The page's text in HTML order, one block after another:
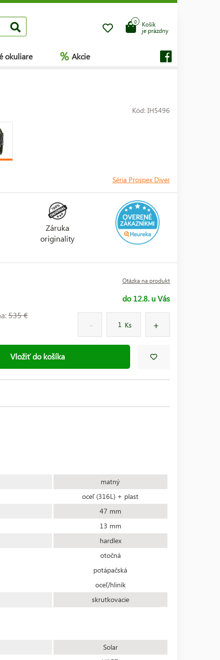
Košík
je prázdny
0
okuliare % Akcie
Kód: IH5496
Séria Prospex Diver
Záruka
originality
Otázka na produkt
do 12.8. u Vás
535 €
Ks
Vložiť do košíka
matný
oceľ (316L) + plast
47 mm
13 mm
hardlex
otočná
potápačská
oceľ/hliník
skrutkovacie
Solar